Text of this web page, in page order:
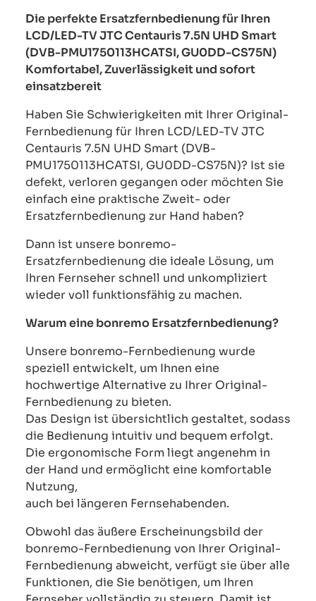
Die perfekte Ersatzfernbedienung für Ihren
LCD/LED-TV JTC Centauris 7.5N UHD Smart
(DVB-PMU1750113HCATSI, GU0DD-CS75N)
Komfortabel, Zuverlässigkeit und sofort
einsatzbereit
Haben Sie Schwierigkeiten mit Ihrer Original-
Fernbedienung für Ihren LCD/LED-TV JTC
Centauris 7.5N UHD Smart (DVB-
PMU1750113HCATSI, GU0DD-CS75N)? Ist sie
defekt, verloren gegangen oder möchten Sie
einfach eine praktische Zweit- oder
Ersatzfernbedienung zur Hand haben?
Dann ist unsere bonremo-
Ersatzfernbedienung die ideale Lösung, um
Ihren Fernseher schnell und unkompliziert
wieder voll funktionsfähig zu machen.
Warum eine bonremo Ersatzfernbedienung?
Unsere bonremo-Fernbedienung wurde
speziell entwickelt, um Ihnen eine
hochwertige Alternative zu Ihrer Original-
Fernbedienung zu bieten.
Das Design ist übersichtlich gestaltet, sodass
die Bedienung intuitiv und bequem erfolgt.
Die ergonomische Form liegt angenehm in
der Hand und ermöglicht eine komfortable
Nutzung,
auch bei längeren Fernsehabenden.
Obwohl das äußere Erscheinungsbild der
bonremo-Fernbedienung von Ihrer Original-
Fernbedienung abweicht, verfügt sie über alle
Funktionen, die Sie benötigen, um Ihren